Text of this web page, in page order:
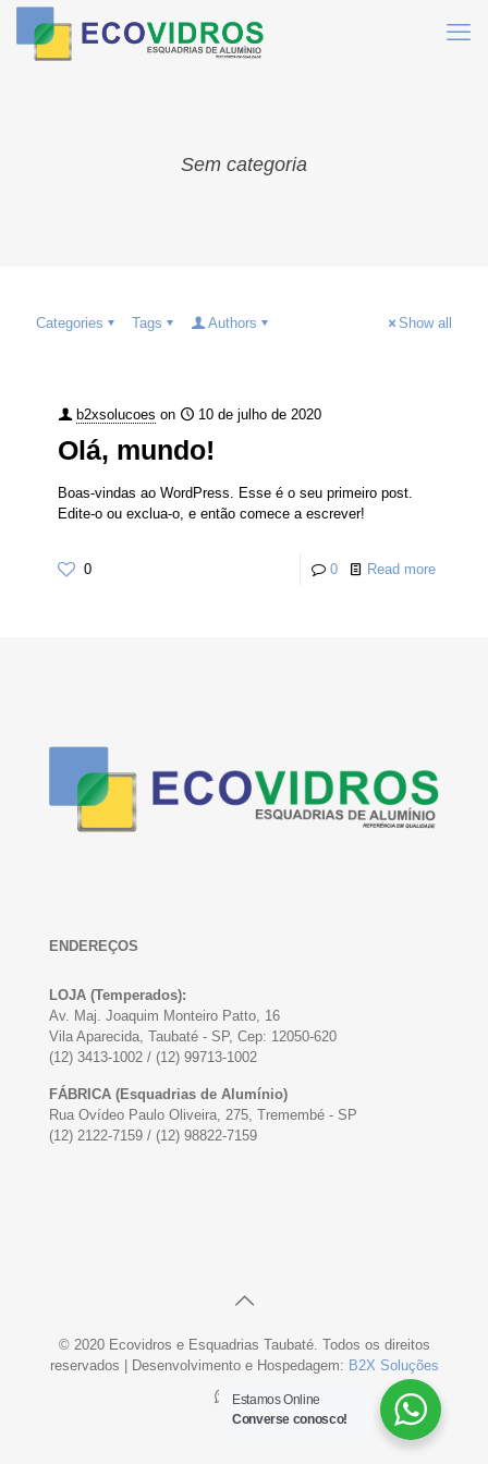
Sem categoria
Categories Tags Authors Show all
b2xsolucoes on 10 de julho de 2020
Olá, mundo!
Boas-vindas ao WordPress. Esse é o seu primeiro post.
Edite-o ou exclua-o, e então comece a escrever!
0 0 Read more
ENDEREÇOS
LOJA (Temperados):
Av. Maj. Joaquim Monteiro Patto, 16
Vila Aparecida, Taubaté - SP, Cep: 12050-620
(12) 3413-1002 / (12) 99713-1002
FÁBRICA (Esquadrias de Alumínio)
Rua Ovídeo Paulo Oliveira, 275, Tremembé - SP
(12) 2122-7159 / (12) 98822-7159
© 2020 Ecovidros e Esquadrias Taubaté. Todos os direitos
reservados | Desenvolvimento e Hospedagem: B2X Soluções
Estamos Online
Converse conosco!